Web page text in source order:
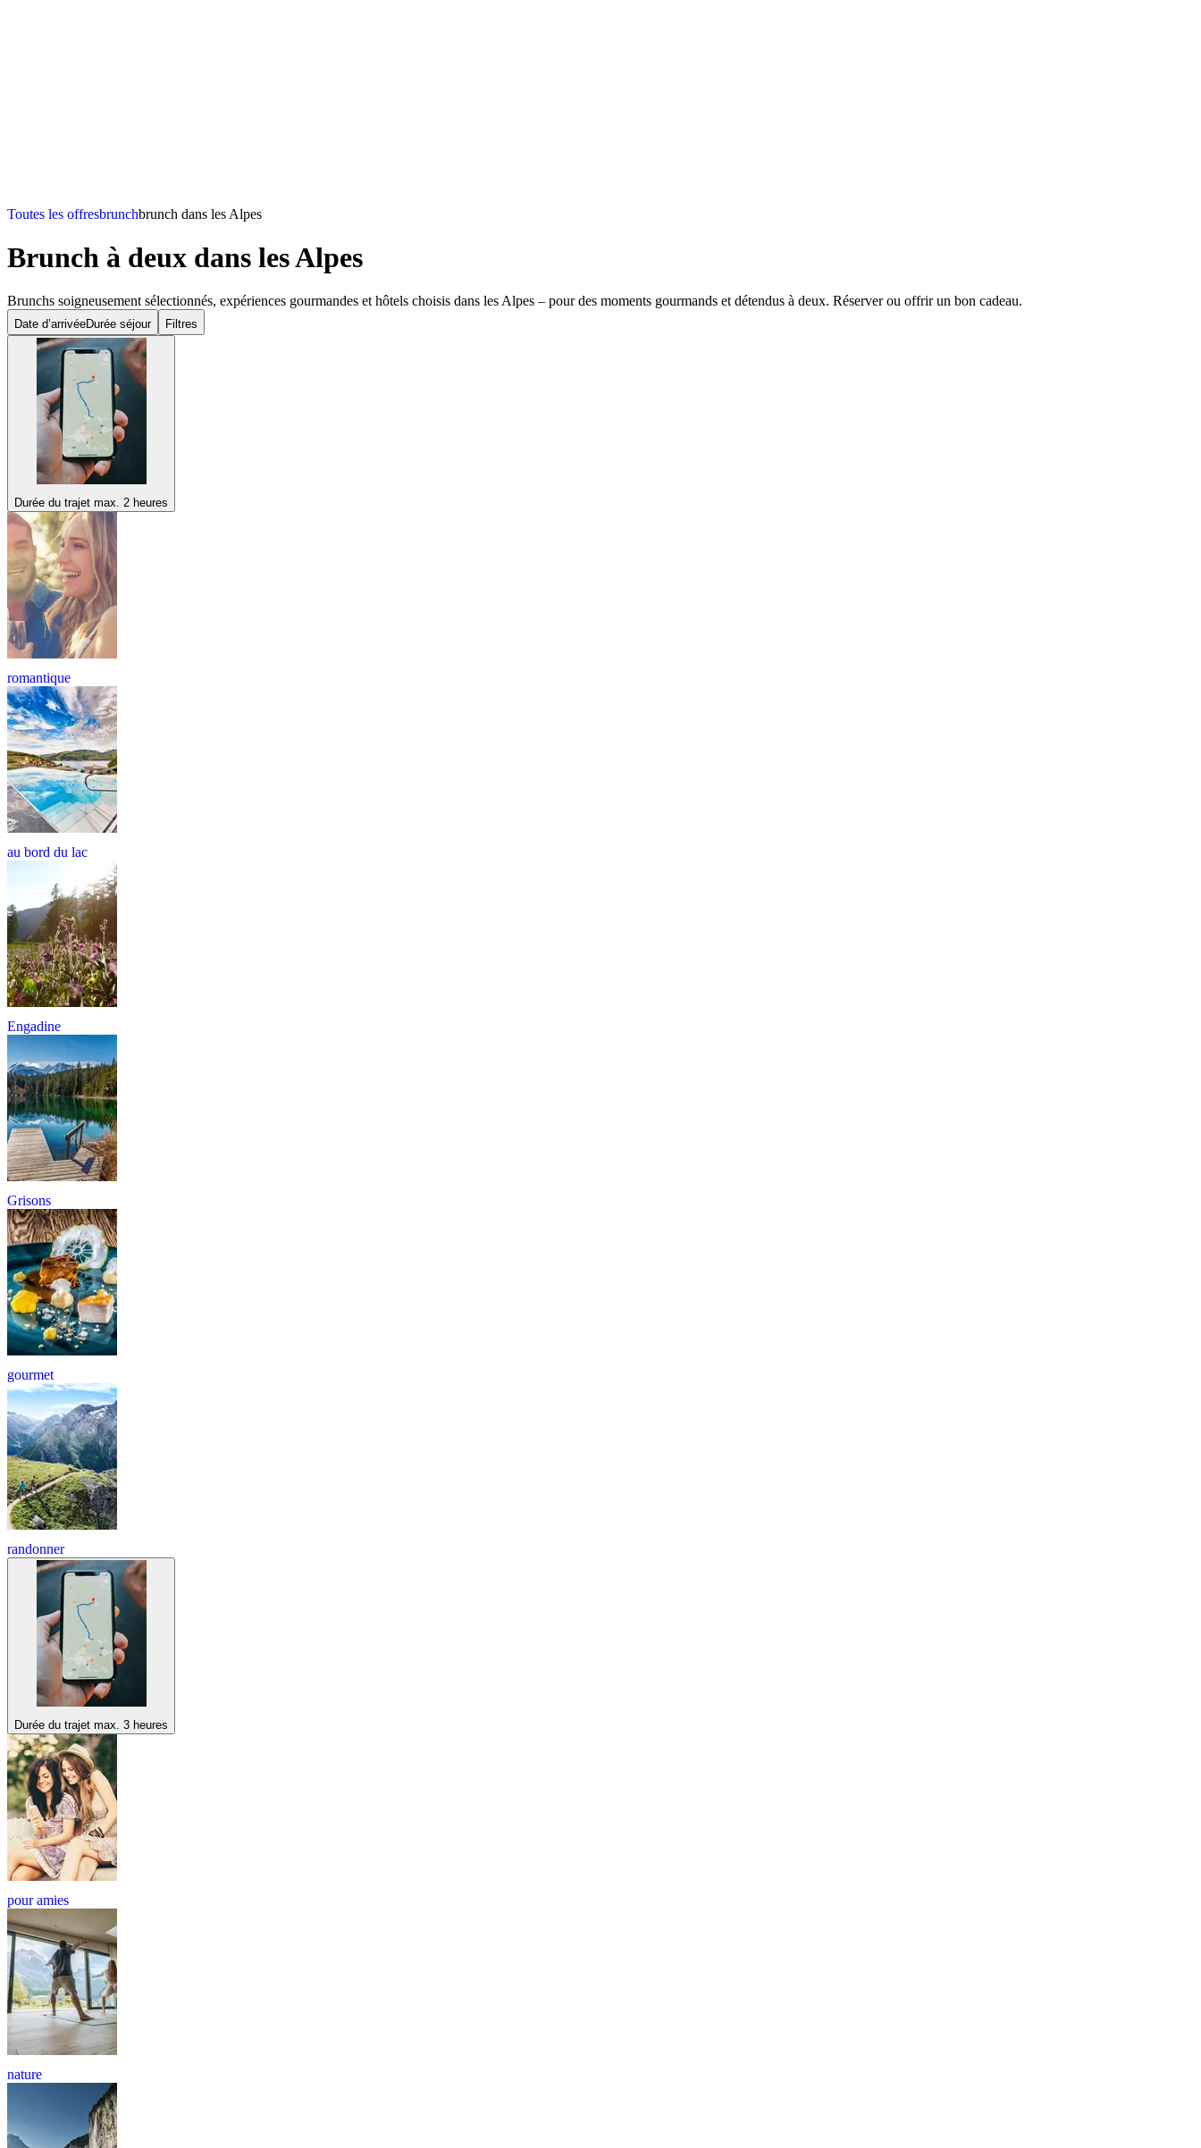
Toutes les offresbrunchbrunch dans les Alpes
Brunch à deux dans les Alpes
Brunchs soigneusement sélectionnés, expériences gourmandes et hôtels choisis dans les Alpes – pour des moments gourmands et détendus à deux. Réserver ou offrir un bon cadeau.
Date d’arrivéeDurée séjour Filtres
Durée du trajet max. 2 heures
romantique
au bord du lac
Engadine
Grisons
gourmet
randonner
Durée du trajet max. 3 heures
pour amies
nature